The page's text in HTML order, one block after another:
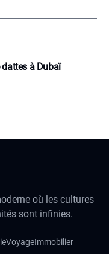
à Dubaï
où les cultures
sont infinies.
VoyageImmobilier